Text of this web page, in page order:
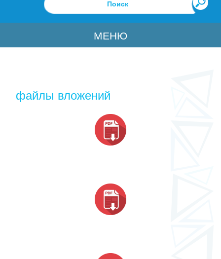
МЕНЮ
файлы вложений